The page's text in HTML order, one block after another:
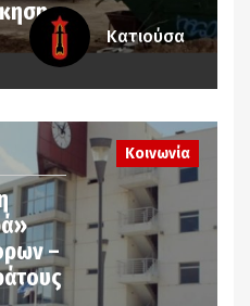
Κατιούσα
–
Κοινωνία